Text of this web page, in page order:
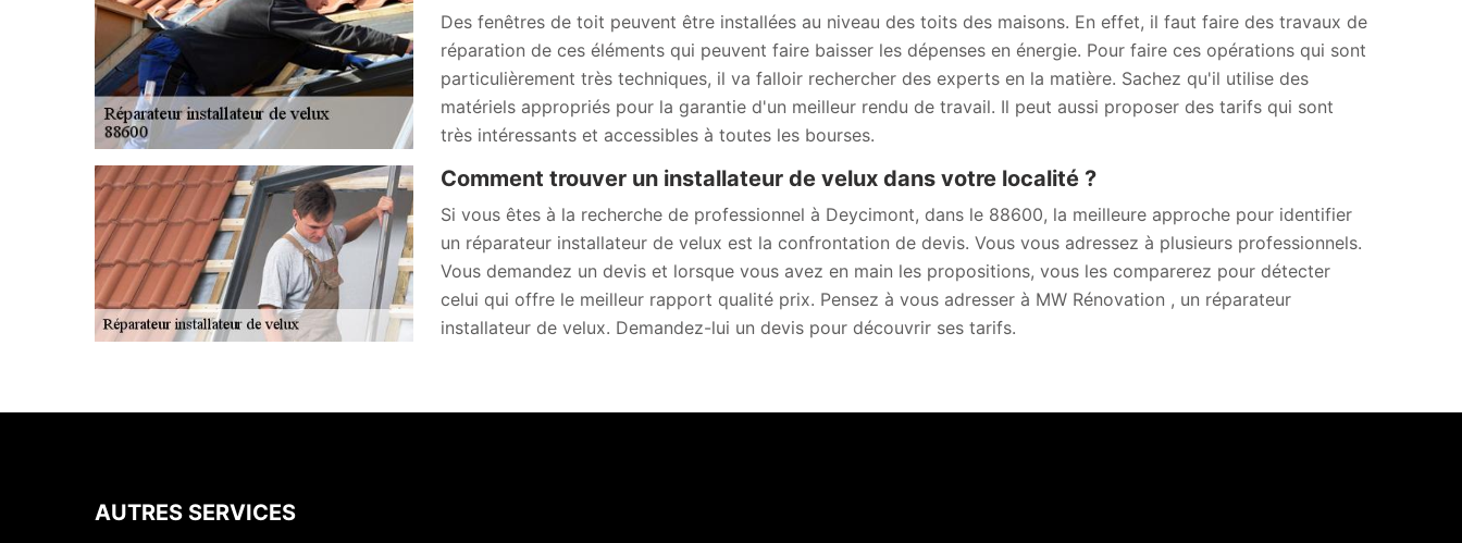
Des fenêtres de toit peuvent être installées au niveau des toits des maisons. En effet, il faut faire des travaux de
réparation de ces éléments qui peuvent faire baisser les dépenses en énergie. Pour faire ces opérations qui sont
particulièrement très techniques, il va falloir rechercher des experts en la matière. Sachez qu'il utilise des
matériels appropriés pour la garantie d'un meilleur rendu de travail. Il peut aussi proposer des tarifs qui sont
très intéressants et accessibles à toutes les bourses.
Comment trouver un installateur de velux dans votre localité ?
Si vous êtes à la recherche de professionnel à Deycimont, dans le 88600, la meilleure approche pour identifier
un réparateur installateur de velux est la confrontation de devis. Vous vous adressez à plusieurs professionnels.
Vous demandez un devis et lorsque vous avez en main les propositions, vous les comparerez pour détecter
celui qui offre le meilleur rapport qualité prix. Pensez à vous adresser à MW Rénovation , un réparateur
installateur de velux. Demandez-lui un devis pour découvrir ses tarifs.
AUTRES SERVICES